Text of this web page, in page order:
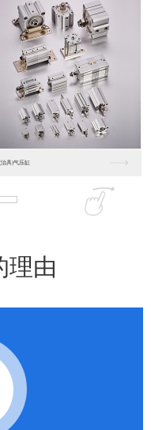
钎传感器FX-...
理由